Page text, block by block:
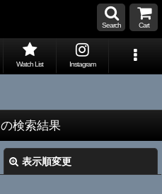
Search Cart
Watch List Instagram
の検索結果
表示順変更